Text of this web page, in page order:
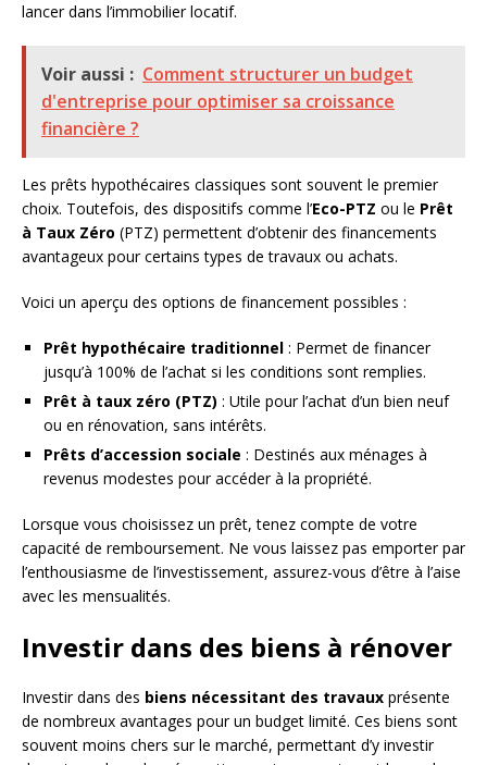
lancer dans l’immobilier locatif.
Voir aussi : Comment structurer un budget
d'entreprise pour optimiser sa croissance
financière ?
Les prêts hypothécaires classiques sont souvent le premier
choix. Toutefois, des dispositifs comme l’Eco-PTZ ou le Prêt
à Taux Zéro (PTZ) permettent d’obtenir des financements
avantageux pour certains types de travaux ou achats.
Voici un aperçu des options de financement possibles :
Prêt hypothécaire traditionnel : Permet de financer
jusqu’à 100% de l’achat si les conditions sont remplies.
Prêt à taux zéro (PTZ) : Utile pour l’achat d’un bien neuf
ou en rénovation, sans intérêts.
Prêts d’accession sociale : Destinés aux ménages à
revenus modestes pour accéder à la propriété.
Lorsque vous choisissez un prêt, tenez compte de votre
capacité de remboursement. Ne vous laissez pas emporter par
l’enthousiasme de l’investissement, assurez-vous d’être à l’aise
avec les mensualités.
Investir dans des biens à rénover
Investir dans des biens nécessitant des travaux présente
de nombreux avantages pour un budget limité. Ces biens sont
souvent moins chers sur le marché, permettant d’y investir